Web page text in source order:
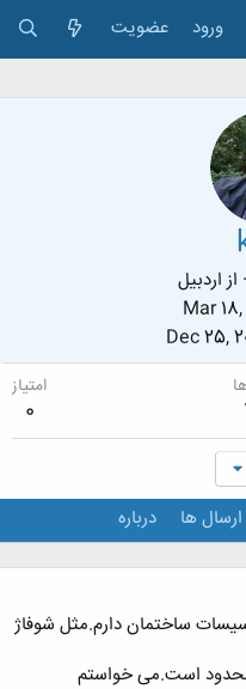
ورود عضویت
· ازاردبیل
Mar
Dec 25,
امتیاز
0
ارسال ها درباره
ساختمان دارم.مثل شوفاژ
محدود است.می خواستم